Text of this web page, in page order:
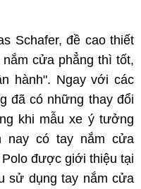
Schafer, đề cao thiết
cửa phẳng thì tốt,
hành". Ngay với các
đã có những thay đổi
khi mẫu xe ý tưởng
nay có tay nắm cửa
được giới thiệu tại
sử dụng tay nắm cửa